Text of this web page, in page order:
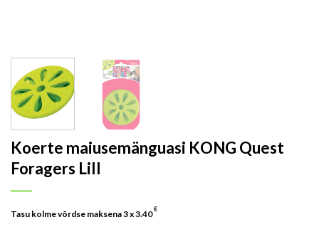
Koerte maiusemänguasi KONG Quest
Foragers Lill
Tasu kolme võrdse maksena 3 x3.40
€